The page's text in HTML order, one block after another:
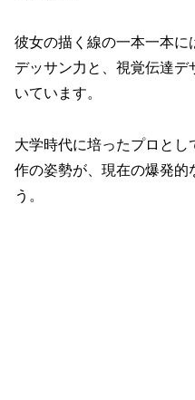
彼女の描く線の一本一本に
デッサン力と、視覚伝達
いています。
大学時代に培ったプロとし
作の姿勢が、現在の爆発的
う。